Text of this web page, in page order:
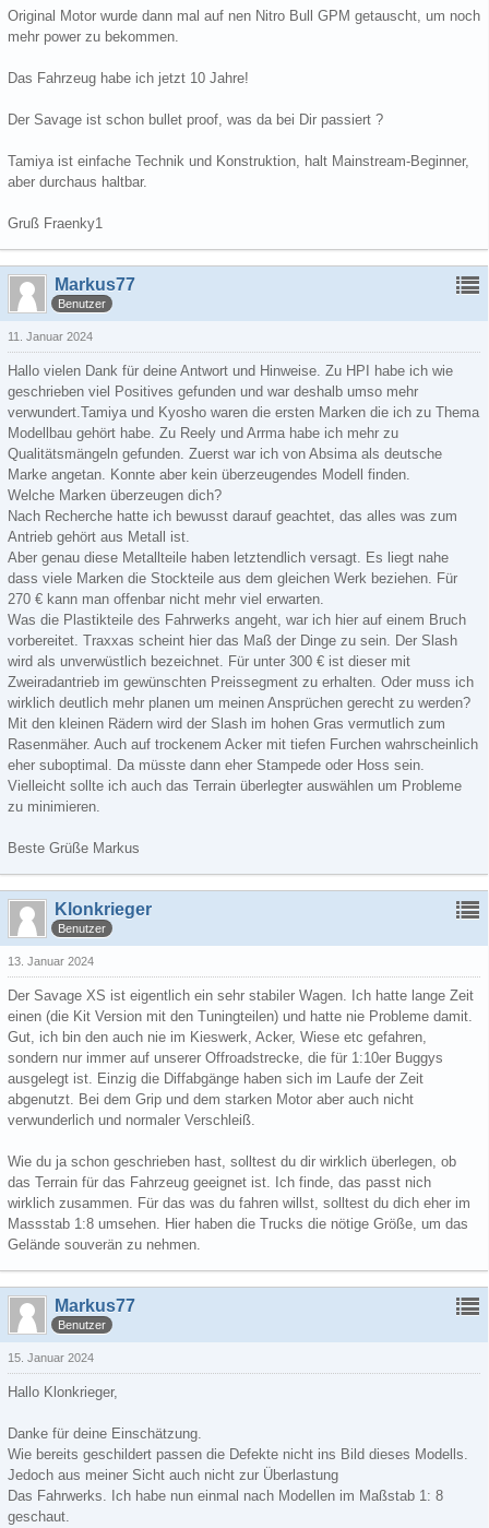
Original Motor wurde dann mal auf nen Nitro Bull GPM getauscht, um noch
mehr power zu bekommen.
Das Fahrzeug habe ich jetzt 10 Jahre!
Der Savage ist schon bullet proof, was da bei Dir passiert ?
Tamiya ist einfache Technik und Konstruktion, halt Mainstream-Beginner,
aber durchaus haltbar.
Gruß Fraenky1
Markus77
Benutzer
11. Januar 2024
Hallo vielen Dank für deine Antwort und Hinweise. Zu HPI habe ich wie
geschrieben viel Positives gefunden und war deshalb umso mehr
verwundert.Tamiya und Kyosho waren die ersten Marken die ich zu Thema
Modellbau gehört habe. Zu Reely und Arrma habe ich mehr zu
Qualitätsmängeln gefunden. Zuerst war ich von Absima als deutsche
Marke angetan. Konnte aber kein überzeugendes Modell finden.
Welche Marken überzeugen dich?
Nach Recherche hatte ich bewusst darauf geachtet, das alles was zum
Antrieb gehört aus Metall ist.
Aber genau diese Metallteile haben letztendlich versagt. Es liegt nahe
dass viele Marken die Stockteile aus dem gleichen Werk beziehen. Für
270 € kann man offenbar nicht mehr viel erwarten.
Was die Plastikteile des Fahrwerks angeht, war ich hier auf einem Bruch
vorbereitet. Traxxas scheint hier das Maß der Dinge zu sein. Der Slash
wird als unverwüstlich bezeichnet. Für unter 300 € ist dieser mit
Zweiradantrieb im gewünschten Preissegment zu erhalten. Oder muss ich
wirklich deutlich mehr planen um meinen Ansprüchen gerecht zu werden?
Mit den kleinen Rädern wird der Slash im hohen Gras vermutlich zum
Rasenmäher. Auch auf trockenem Acker mit tiefen Furchen wahrscheinlich
eher suboptimal. Da müsste dann eher Stampede oder Hoss sein.
Vielleicht sollte ich auch das Terrain überlegter auswählen um Probleme
zu minimieren.
Beste Grüße Markus
Klonkrieger
Benutzer
13. Januar 2024
Der Savage XS ist eigentlich ein sehr stabiler Wagen. Ich hatte lange Zeit
einen (die Kit Version mit den Tuningteilen) und hatte nie Probleme damit.
Gut, ich bin den auch nie im Kieswerk, Acker, Wiese etc gefahren,
sondern nur immer auf unserer Offroadstrecke, die für 1:10er Buggys
ausgelegt ist. Einzig die Diffabgänge haben sich im Laufe der Zeit
abgenutzt. Bei dem Grip und dem starken Motor aber auch nicht
verwunderlich und normaler Verschleiß.
Wie du ja schon geschrieben hast, solltest du dir wirklich überlegen, ob
das Terrain für das Fahrzeug geeignet ist. Ich finde, das passt nich
wirklich zusammen. Für das was du fahren willst, solltest du dich eher im
Massstab 1:8 umsehen. Hier haben die Trucks die nötige Größe, um das
Gelände souverän zu nehmen.
Markus77
Benutzer
15. Januar 2024
Hallo Klonkrieger,
Danke für deine Einschätzung.
Wie bereits geschildert passen die Defekte nicht ins Bild dieses Modells.
Jedoch aus meiner Sicht auch nicht zur Überlastung
Das Fahrwerks. Ich habe nun einmal nach Modellen im Maßstab 1: 8
geschaut.